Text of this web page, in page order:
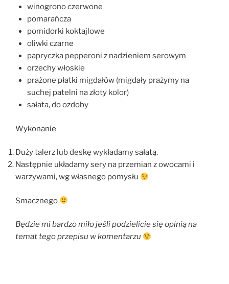
winogrono czerwone
pomarańcza
pomidorki koktajlowe
oliwki czarne
papryczka pepperoni z nadzieniem serowym
orzechy włoskie
prażone płatki migdałów (migdały prażymy na
suchej patelni na złoty kolor)
sałata, do ozdoby
Wykonanie
Duży talerz lub deskę wykładamy sałatą.
Następnie układamy sery na przemian z owocami i
warzywami, wg własnego pomysłu
Smacznego
Będzie mi bardzo miło jeśli podzielicie się opinią na
temat tego przepisu w komentarzu